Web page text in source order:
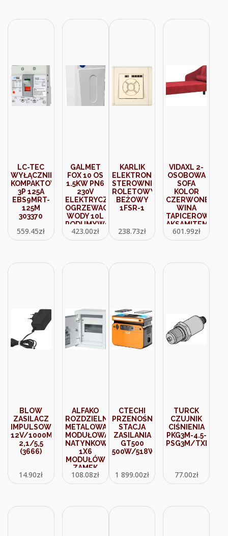
LC-TEC
WYŁĄCZNIK
KOMPAKTOWY
3P 125A
EBS9MRT-
125M
303370
559.45zł
GALMET
FOX 10 OS
1.5KW PN6
230V
ELEKTRYCZNY
OGRZEWACZ
WODY 10L
PODUMYWALKOWY
(01010070FOX)
423.00zł
KARLIK
ELEKTRONICZNY
STEROWNIK
ROLETOWY
BEŻOWY
1FSR-1
238.73zł
VIDAXL 2-
OSOBOWA
SOFA
KOLOR
CZERWONEGO
WINA
TAPICEROWANA
AKSAMITEM
340719
601.99zł
BLOW
ZASILACZ
IMPULSOWY
12V/1000MA
2,1/5,5
(3666)
14.90zł
ALFAKO
ROZDZIELNIA
METALOWA
MODUŁOWA
NATYNKOWA
1X6
MODUŁÓW
ZAMEK
RAL 9003
(ARZ0)
108.08zł
CTECHI
PRZENOŚNA
STACJA
ZASILANIA
GT500
500W/518WH
1 899.00zł
TURCK
CZUJNIK
CIŚNIENIA
PKG3M-4.5-
PSG3M/TXL
77.00zł